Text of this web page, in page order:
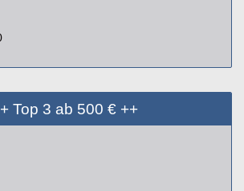
Top 3 ab 500 € ++